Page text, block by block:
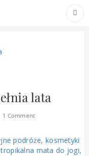
lata
1 Comment